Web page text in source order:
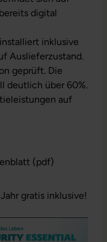
digital
inklusive
Auslieferzustand.
geprüft. Die
deutlich über 60%.
auf
(pdf)
gratis inklusive!